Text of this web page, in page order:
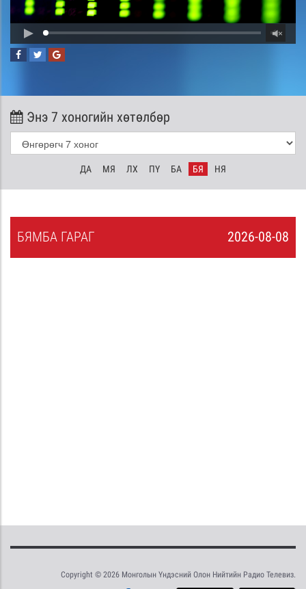
Энэ 7 хоногийн хөтөлбөр
ДА МЯ ЛХ ПҮ БА БЯ НЯ
2026-08-08
БЯМБА ГАРАГ
Copyright © 2026 Монголын Үндэсний Олон Нийтийн Радио Телевиз.